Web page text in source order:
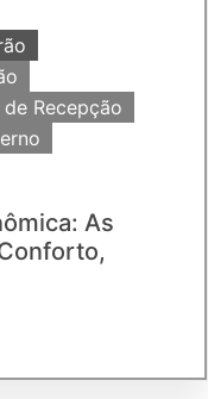
Recepção
As